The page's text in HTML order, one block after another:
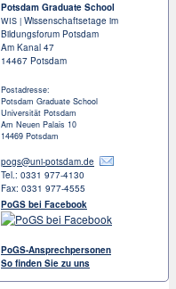
Potsdam Graduate School
WIS | Wissenschaftsetage im
Bildungsforum Potsdam
Am Kanal 47
14467 Potsdam
Postadresse:
Potsdam Graduate School
Universität Potsdam
Am Neuen Palais 10
14469 Potsdam
pogs@uni-potsdam.de
Tel.: 0331 977-4130
Fax: 0331 977-4555
PoGS bei Facebook
PoGS-Ansprechpersonen
So finden Sie zu uns